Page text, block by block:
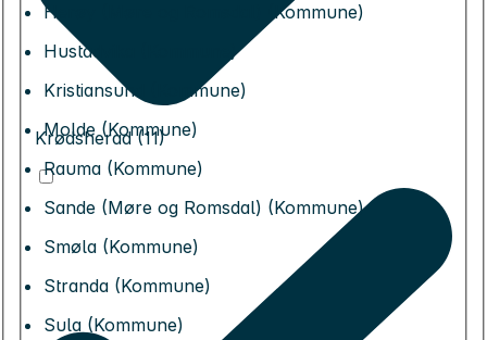
Herøy (Møre og Romsdal) (Kommune)
Hustadvika (Kommune)
Kristiansund (Kommune)
Molde (Kommune)
Rauma (Kommune)
Sande (Møre og Romsdal) (Kommune)
Smøla (Kommune)
Stranda (Kommune)
Sula (Kommune)
Krødsherad (11)